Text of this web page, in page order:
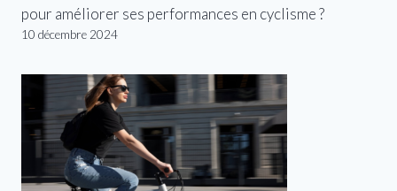
pour améliorer ses performances en cyclisme ?
10 décembre 2024